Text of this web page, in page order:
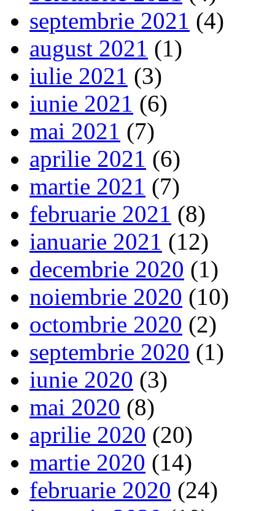
septembrie 2021 (4)
august 2021 (1)
iulie 2021 (3)
iunie 2021 (6)
mai 2021 (7)
aprilie 2021 (6)
martie 2021 (7)
februarie 2021 (8)
ianuarie 2021 (12)
decembrie 2020 (1)
noiembrie 2020 (10)
octombrie 2020 (2)
septembrie 2020 (1)
iunie 2020 (3)
mai 2020 (8)
aprilie 2020 (20)
martie 2020 (14)
februarie 2020 (24)